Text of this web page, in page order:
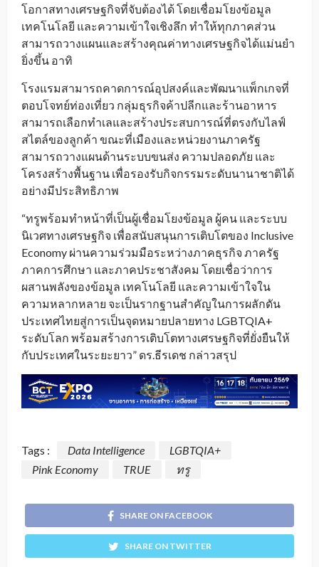
โอกาสทางเศรษฐกิจที่จับต้องได้ โดยเชื่อมโยงข้อมูล
เทคโนโลยี และความเข้าใจเชิงลึก ทำให้ทุกภาคส่วน
สามารถวางแผนและสร้างคุณค่าทางเศรษฐกิจได้แม่นยำ
ยิ่งขึ้น อาทิ
โรงแรมสามารถคาดการณ์อุปสงค์และพัฒนาแพ็กเกจที่
ตอบโจทย์ท่องเที่ยว กลุ่มธุรกิจค้าปลีกและร้านอาหาร
สามารถเลือกทำเลและสร้างประสบการณ์ที่ตรงกับไลฟ์
สไตล์ของลูกค้า ขณะที่เมืองและหน่วยงานภาครัฐ
สามารถวางแผนด้านระบบขนส่ง ความปลอดภัย และ
โครงสร้างพื้นฐาน เพื่อรองรับกิจกรรมระดับนานาชาติได้
อย่างมีประสิทธิภาพ
“ทรูพร้อมทำหน้าที่เป็นผู้เชื่อมโยงข้อมูล ผู้คน และระบบ
นิเวศทางเศรษฐกิจ เพื่อสนับสนุนการเติบโตของ Inclusive
Economy ผ่านความร่วมมือระหว่างภาคธุรกิจ ภาครัฐ
ภาคการศึกษา และภาคประชาสังคม โดยเชื่อว่าการ
ผสานพลังของข้อมูล เทคโนโลยี และความเข้าใจใน
ความหลากหลาย จะเป็นรากฐานสำคัญในการผลักดัน
ประเทศไทยสู่การเป็นจุดหมายปลายทาง LGBTQIA+
ระดับโลก พร้อมสร้างการเติบโตทางเศรษฐกิจที่ยั่งยืนให้
กับประเทศในระยะยาว” ดร.ธีรเดช กล่าวสรุป
Tags : Data Intelligence
LGBTQIA+
Pink Economy
TRUE ทรู
SHARE ON FACEBOOK
SHARE ON TWITTER